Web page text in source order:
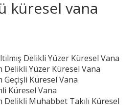
küresel vana
Delikli Yüzer Küresel Vana
Delikli Yüzer Küresel Vana
Geçişli Küresel Vana
Küresel Vana
Delikli Muhabbet Takılı Küresel